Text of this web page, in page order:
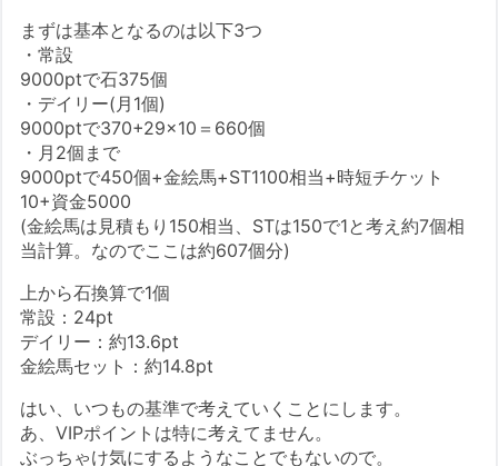
まずは基本となるのは以下3つ
・常設
9000ptで石375個
・デイリー(月1個)
9000ptで370+29×10＝660個
・月2個まで
9000ptで450個+金絵馬+ST1100相当+時短チケット
10+資金5000
(金絵馬は見積もり150相当、STは150で1と考え約7個相
当計算。なのでここは約607個分)
上から石換算で1個
常設：24pt
デイリー：約13.6pt
金絵馬セット：約14.8pt
はい、いつもの基準で考えていくことにします。
あ、VIPポイントは特に考えてません。
ぶっちゃけ気にするようなことでもないので。